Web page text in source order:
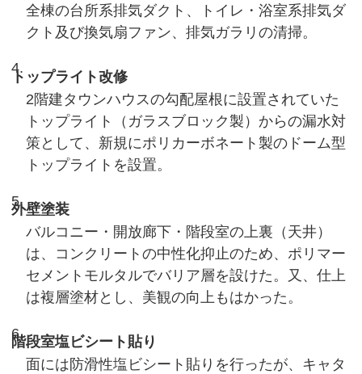
全棟の台所系排気ダクト、トイレ・浴室系排気ダ
クト及び換気扇ファン、排気ガラリの清掃。
トップライト改修
2階建タウンハウスの勾配屋根に設置されていた
トップライト（ガラスブロック製）からの漏水対
策として、新規にポリカーボネート製のドーム型
トップライトを設置。
外壁塗装
バルコニー・開放廊下・階段室の上裏（天井）
は、コンクリートの中性化抑止のため、ポリマー
セメントモルタルでバリア層を設けた。又、仕上
は複層塗材とし、美観の向上もはかった。
階段室塩ビシート貼り
面には防滑性塩ビシート貼りを行ったが、キャタ